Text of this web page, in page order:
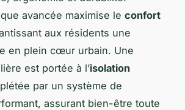
avancée maximise le confort
aux résidents une
en plein cœur urbain. Une
est portée à l’isolation
par un système de
assurant bien-être toute